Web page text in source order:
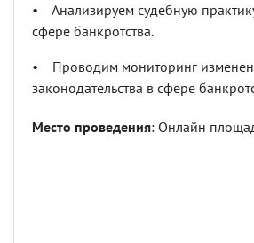
• Анализируем судебную
сфере банкротства.
• Проводим мониторинг
законодательства в сфере
Место проведения: Онлайн